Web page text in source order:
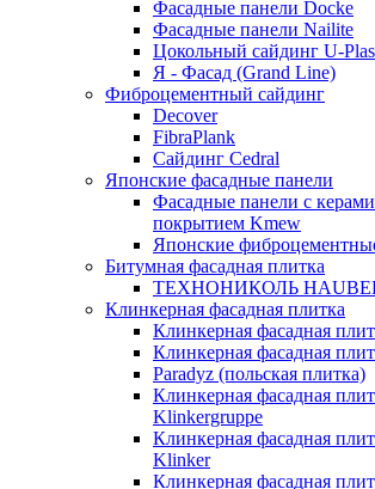
Фасадные панели Docke
Фасадные панели Nailite
Цокольный сайдинг U-
Я - Фасад (Grand Line)
Фиброцементный сайдинг
Decover
FibraPlank
Сайдинг Cedral
Японские фасадные панели
Фасадные панели с
покрытием Kmew
Японские
Битумная фасадная плитка
ТЕХНОНИКОЛЬ
Клинкерная фасадная плитка
Клинкерная фасадная
Клинкерная фасадная
Paradyz (польская плитка)
Клинкерная фасадная
Klinkergruppe
Клинкерная фасадная
Klinker
Клинкерная фасадная